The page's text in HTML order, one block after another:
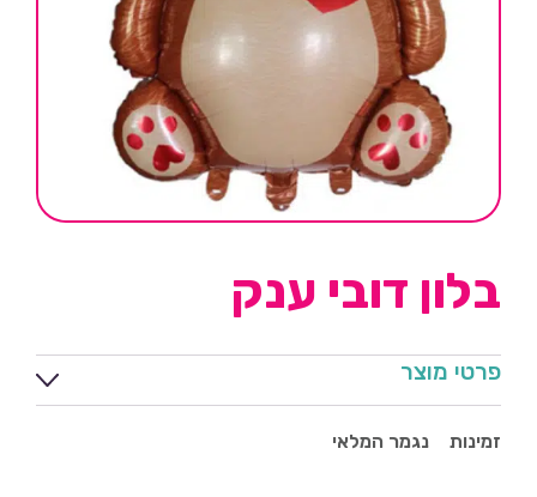
בלון דובי ענק
פרטי מוצר
זמינות נגמר המלאי